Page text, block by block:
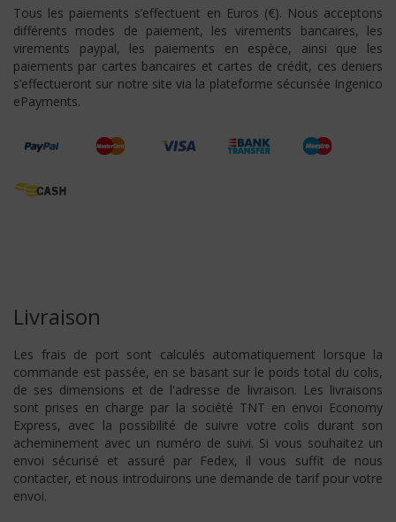
Tous les paiements s’effectuent en Euros (€). Nous acceptons
différents modes de paiement, les virements bancaires, les
virements paypal, les paiements en espèce, ainsi que les
paiements par cartes bancaires et cartes de crédit, ces deniers
s’effectueront sur notre site via la plateforme sécurisée Ingenico
ePayments.
Livraison
Les frais de port sont calculés automatiquement lorsque la
commande est passée, en se basant sur le poids total du colis,
de ses dimensions et de l'adresse de livraison. Les livraisons
sont prises en charge par la société TNT en envoi Economy
Express, avec la possibilité de suivre votre colis durant son
acheminement avec un numéro de suivi. Si vous souhaitez un
envoi sécurisé et assuré par Fedex, il vous suffit de nous
contacter, et nous introduirons une demande de tarif pour votre
envoi.